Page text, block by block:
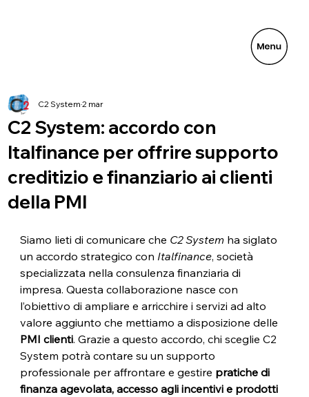
C2 System: accordo con
Italfinance per offrire supporto
creditizio e finanziario ai clienti
della PMI
C2 System2 mar
Siamo lieti di comunicare che C2 System ha siglato
un accordo strategico con Italfinance, società
specializzata nella consulenza finanziaria di
impresa. Questa collaborazione nasce con
l’obiettivo di ampliare e arricchire i servizi ad alto
valore aggiunto che mettiamo a disposizione delle
PMI clienti. Grazie a questo accordo, chi sceglie C2
System potrà contare su un supporto
professionale per affrontare e gestire pratiche di
finanza agevolata, accesso agli incentivi e prodotti